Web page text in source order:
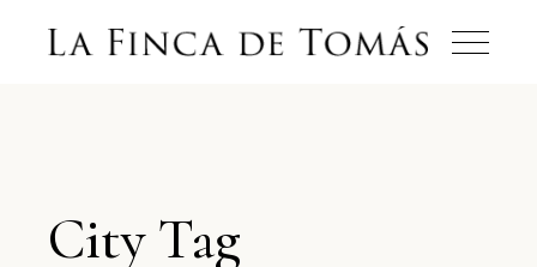
City Tag